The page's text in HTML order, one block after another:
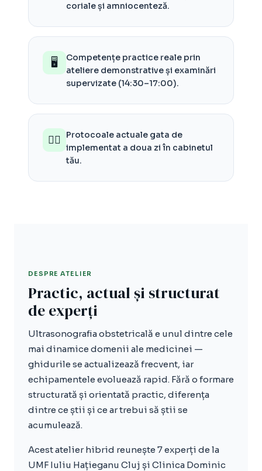
coriale și amniocenteză.
🖥️
Competențe practice reale prin
ateliere demonstrative și examinări
supervizate (14:30–17:00).
👩‍⚕️
Protocoale actuale gata de
implementat a doua zi în cabinetul
tău.
DESPRE ATELIER
Practic, actual și structurat
de experți
Ultrasonografia obstetricală e unul dintre cele
mai dinamice domenii ale medicinei —
ghidurile se actualizează frecvent, iar
echipamentele evoluează rapid. Fără o formare
structurată și orientată practic, diferența
dintre ce știi și ce ar trebui să știi se
acumulează.
Acest atelier hibrid reunește 7 experți de la
UMF Iuliu Hațieganu Cluj și Clinica Dominic